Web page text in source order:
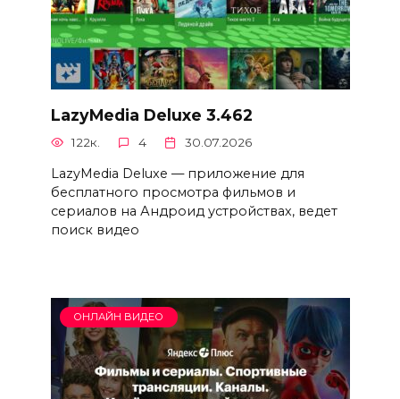
LazyMedia Deluxe 3.462
122к. 4 30.07.2026
LazyMedia Deluxe — приложение для
бесплатного просмотра фильмов и
сериалов на Андроид устройствах, ведет
поиск видео
ОНЛАЙН ВИДЕО